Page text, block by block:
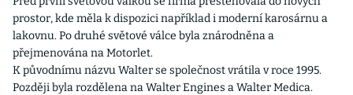
prostor, kde měla k dispozici například i moderní karosárnu a
lakovnu. Po druhé světové válce byla znárodněna a
přejmenována na Motorlet.
K původnímu názvu Walter se společnost vrátila v roce 1995.
Později byla rozdělena na Walter Engines a Walter Medica.